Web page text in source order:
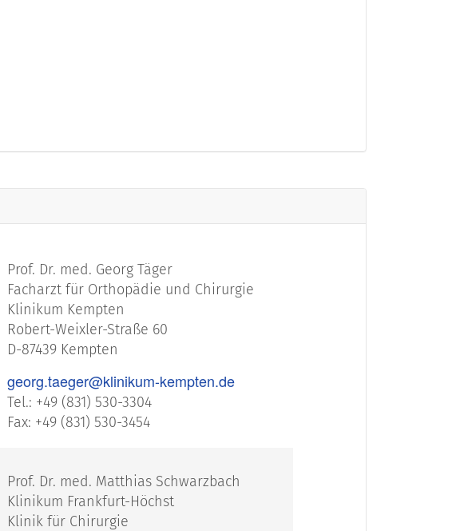
Prof. Dr. med. Georg Täger
Facharzt für Orthopädie und Chirurgie
Klinikum Kempten
Robert-Weixler-Straße 60
D-87439 Kempten
georg.taeger@klinikum-kempten.de
Tel.: +49 (831) 530-3304
Fax: +49 (831) 530-3454
Prof. Dr. med. Matthias Schwarzbach
Klinikum Frankfurt-Höchst
Klinik für Chirurgie